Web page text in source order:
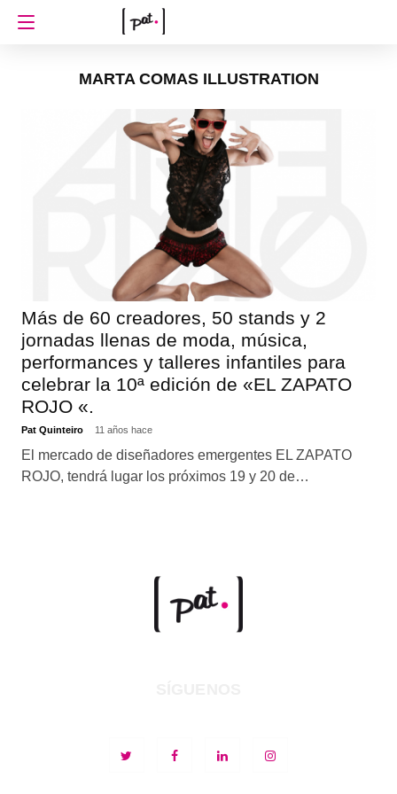
MARTA COMAS ILLUSTRATION
Más de 60 creadores, 50 stands y 2
jornadas llenas de moda, música,
performances y talleres infantiles para
celebrar la 10ª edición de «EL ZAPATO
ROJO «.
Pat Quinteiro 11 años hace
El mercado de diseñadores emergentes EL ZAPATO
ROJO, tendrá lugar los próximos 19 y 20 de…